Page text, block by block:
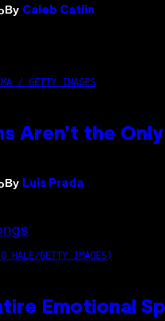
By Caleb Catlin
/ GETTY IMAGES
Aren’t the
By Luis Prada
HALE/GETTY IMAGES)
Emotional